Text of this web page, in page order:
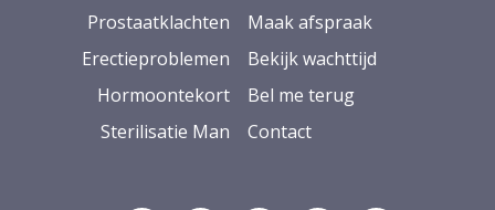
Prostaatklachten
Erectieproblemen
Hormoontekort
Sterilisatie Man
Maak afspraak
Bekijk wachttijd
Bel me terug
Contact